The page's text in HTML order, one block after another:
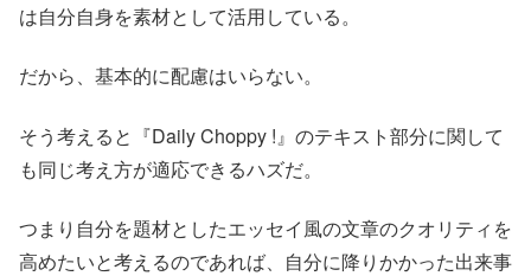
は自分自身を素材として活用している。
だから、基本的に配慮はいらない。
そう考えると『Daily Choppy !』のテキスト部分に関して
も同じ考え方が適応できるハズだ。
つまり自分を題材としたエッセイ風の文章のクオリティを
高めたいと考えるのであれば、自分に降りかかった出来事